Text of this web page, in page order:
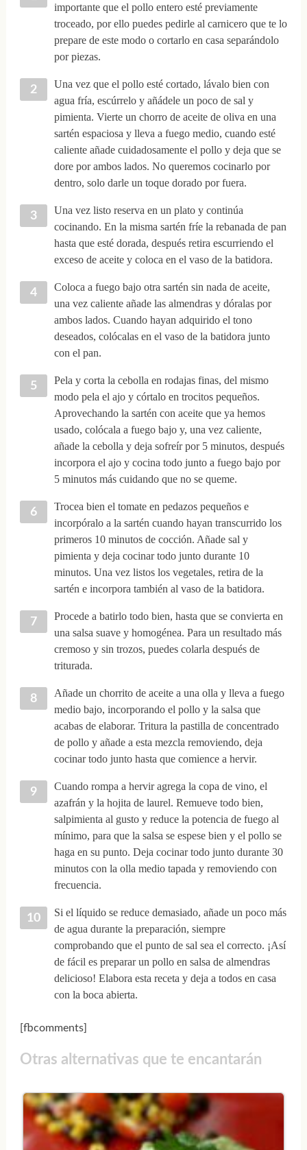
importante que el pollo entero esté previamente
troceado, por ello puedes pedirle al carnicero que te lo
prepare de este modo o cortarlo en casa separándolo
por piezas.
Una vez que el pollo esté cortado, lávalo bien con
agua fría, escúrrelo y añádele un poco de sal y
pimienta. Vierte un chorro de aceite de oliva en una
sartén espaciosa y lleva a fuego medio, cuando esté
caliente añade cuidadosamente el pollo y deja que se
dore por ambos lados. No queremos cocinarlo por
dentro, solo darle un toque dorado por fuera.
Una vez listo reserva en un plato y continúa
cocinando. En la misma sartén fríe la rebanada de pan
hasta que esté dorada, después retira escurriendo el
exceso de aceite y coloca en el vaso de la batidora.
Coloca a fuego bajo otra sartén sin nada de aceite,
una vez caliente añade las almendras y dóralas por
ambos lados. Cuando hayan adquirido el tono
deseados, colócalas en el vaso de la batidora junto
con el pan.
Pela y corta la cebolla en rodajas finas, del mismo
modo pela el ajo y córtalo en trocitos pequeños.
Aprovechando la sartén con aceite que ya hemos
usado, colócala a fuego bajo y, una vez caliente,
añade la cebolla y deja sofreír por 5 minutos, después
incorpora el ajo y cocina todo junto a fuego bajo por
5 minutos más cuidando que no se queme.
Trocea bien el tomate en pedazos pequeños e
incorpóralo a la sartén cuando hayan transcurrido los
primeros 10 minutos de cocción. Añade sal y
pimienta y deja cocinar todo junto durante 10
minutos. Una vez listos los vegetales, retira de la
sartén e incorpora también al vaso de la batidora.
Procede a batirlo todo bien, hasta que se convierta en
una salsa suave y homogénea. Para un resultado más
cremoso y sin trozos, puedes colarla después de
triturada.
Añade un chorrito de aceite a una olla y lleva a fuego
medio bajo, incorporando el pollo y la salsa que
acabas de elaborar. Tritura la pastilla de concentrado
de pollo y añade a esta mezcla removiendo, deja
cocinar todo junto hasta que comience a hervir.
Cuando rompa a hervir agrega la copa de vino, el
azafrán y la hojita de laurel. Remueve todo bien,
salpimienta al gusto y reduce la potencia de fuego al
mínimo, para que la salsa se espese bien y el pollo se
haga en su punto. Deja cocinar todo junto durante 30
minutos con la olla medio tapada y removiendo con
frecuencia.
Si el líquido se reduce demasiado, añade un poco más
de agua durante la preparación, siempre
comprobando que el punto de sal sea el correcto. ¡Así
de fácil es preparar un pollo en salsa de almendras
delicioso! Elabora esta receta y deja a todos en casa
con la boca abierta.
[fbcomments]
Otras alternativas que te encantarán